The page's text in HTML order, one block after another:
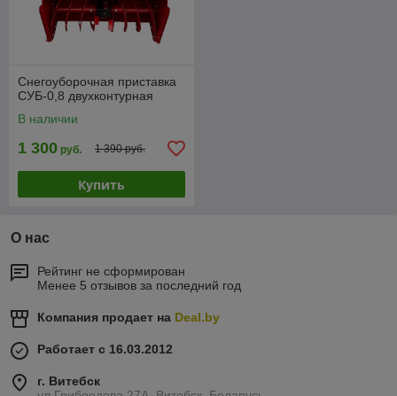
Снегоуборочная приставка
СУБ-0,8 двухконтурная
В наличии
1 300 руб. 1 390 руб.
Купить
О нас
Рейтинг не сформирован
Менее 5 отзывов за последний год
Компания продает на Deal.by
Работает с 16.03.2012
г. Витебск